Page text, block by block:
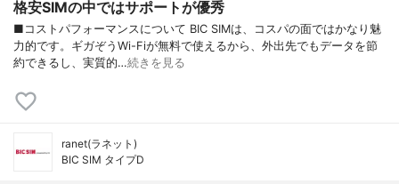
格安SIMの中ではサポートが優秀
■コストパフォーマンスについて BIC SIMは、コスパの面ではかなり魅
力的です。ギガぞうWi-Fiが無料で使えるから、外出先でもデータを節
約できるし、実質的…続きを見る
ranet(ラネット)
BIC SIM タイプD